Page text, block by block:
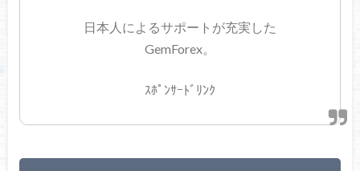
日本人によるサポートが充実した
GemForex。
ｽﾎﾟﾝｻｰﾄﾞﾘﾝｸ